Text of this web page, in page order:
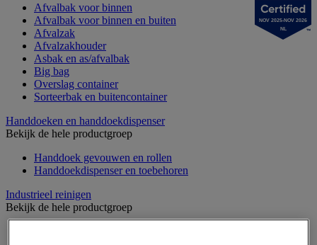
Afvalbak voor binnen
Afvalbak voor binnen en buiten
Afvalzak
Afvalzakhouder
Asbak en as/afvalbak
Big bag
Overslag container
Sorteerbak en buitencontainer
Handdoeken en handdoekdispenser
Bekijk de hele productgroep
Handdoek gevouwen en rollen
Handdoekdispenser en toebehoren
Industrieel reinigen
Bekijk de hele productgroep
NOV 2025-NOV 2026
NL